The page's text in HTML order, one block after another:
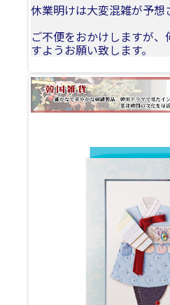
休業明けは大変混雑が予想
ご不便をおかけしますが
すようお願い致します。